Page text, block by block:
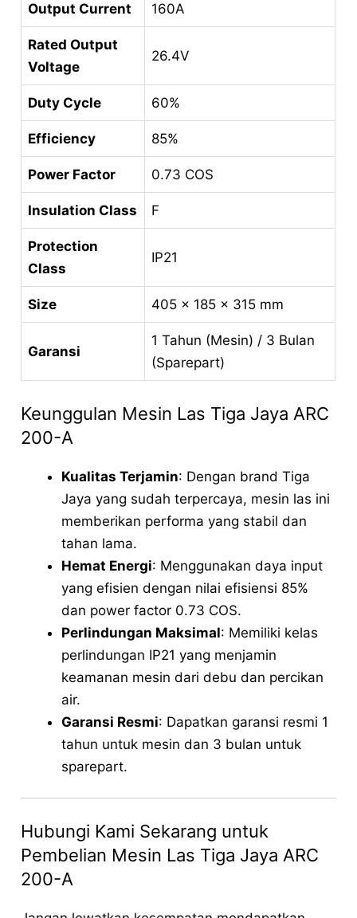
Output Current 160A
Rated Output
Voltage
26.4V
Duty Cycle 60%
Efficiency 85%
Power Factor 0.73 COS
Insulation Class F
Protection
Class
IP21
Size 405 x 185 x 315 mm
Garansi
1 Tahun (Mesin) / 3 Bulan
(Sparepart)
Keunggulan Mesin Las Tiga Jaya ARC
200-A
Kualitas Terjamin: Dengan brand Tiga
Jaya yang sudah terpercaya, mesin las ini
memberikan performa yang stabil dan
tahan lama.
Hemat Energi: Menggunakan daya input
yang efisien dengan nilai efisiensi 85%
dan power factor 0.73 COS.
Perlindungan Maksimal: Memiliki kelas
perlindungan IP21 yang menjamin
keamanan mesin dari debu dan percikan
air.
Garansi Resmi: Dapatkan garansi resmi 1
tahun untuk mesin dan 3 bulan untuk
sparepart.
Hubungi Kami Sekarang untuk
Pembelian Mesin Las Tiga Jaya ARC
200-A